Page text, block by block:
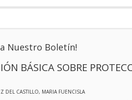
Nuestro Boletín!
BÁSICA SOBRE
DEL CASTILLO, MARIA FUENCISLA